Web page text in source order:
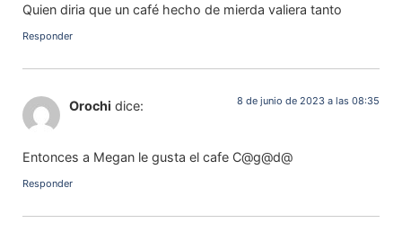
Quien diria que un café hecho de mierda valiera tanto
Responder
Orochi dice: 8 de junio de 2023 a las 08:35
Entonces a Megan le gusta el cafe C@g@d@
Responder